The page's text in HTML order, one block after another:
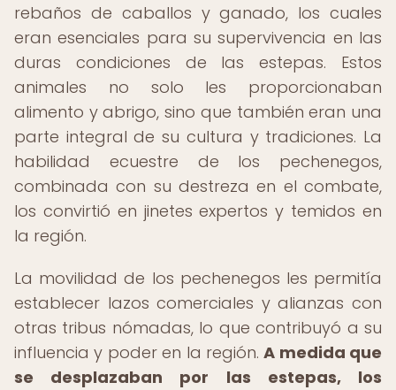
rebaños de caballos y ganado, los cuales
eran esenciales para su supervivencia en las
duras condiciones de las estepas. Estos
animales no solo les proporcionaban
alimento y abrigo, sino que también eran una
parte integral de su cultura y tradiciones. La
habilidad ecuestre de los pechenegos,
combinada con su destreza en el combate,
los convirtió en jinetes expertos y temidos en
la región.
La movilidad de los pechenegos les permitía
establecer lazos comerciales y alianzas con
otras tribus nómadas, lo que contribuyó a su
influencia y poder en la región.A medida que
se desplazaban por las estepas, los